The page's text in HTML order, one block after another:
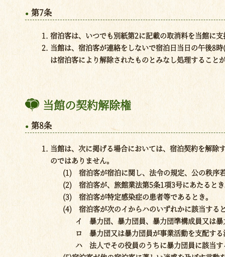
第7条
宿泊客は、いつでも別紙第2に記載の取消料を当館に
当館は、宿泊客が連絡をしないで宿泊日当日の午後8
は宿泊客により解除されたものとみなし処理するこ
当館の契約解除権
第8条
当館は、次に掲げる場合においては、宿泊契約を解
のではありません。
(1) 宿泊客が宿泊に関し、法令の規定、公の秩序
(2) 宿泊客が、旅館業法第5条1項3号にあたると
(3) 宿泊客が特定感染症の患者等であるとき。
(4) 宿泊客が次のイからハのいずれかに該当する
イ 暴力団、暴力団員、暴力団準構成員又は
ロ 暴力団又は暴力団員が事業活動を支配す
ハ 法人でその役員のうちに暴力団員に該当す